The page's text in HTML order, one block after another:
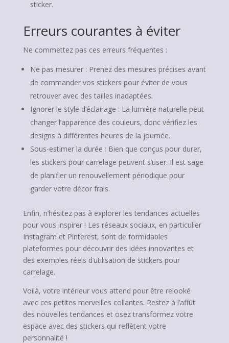
sticker.
Erreurs courantes à éviter
Ne commettez pas ces erreurs fréquentes :
Ne pas mesurer : Prenez des mesures précises avant
de commander vos stickers pour éviter de vous
retrouver avec des tailles inadaptées.
Ignorer le style d’éclairage : La lumière naturelle peut
changer l’apparence des couleurs, donc vérifiez les
designs à différentes heures de la journée.
Sous-estimer la durée : Bien que conçus pour durer,
les stickers pour carrelage peuvent s’user. Il est sage
de planifier un renouvellement périodique pour
garder votre décor frais.
Enfin, n’hésitez pas à explorer les tendances actuelles
pour vous inspirer ! Les réseaux sociaux, en particulier
Instagram et Pinterest, sont de formidables
plateformes pour découvrir des idées innovantes et
des exemples réels d’utilisation de stickers pour
carrelage.
Voilà, votre intérieur vous attend pour être relooké
avec ces petites merveilles collantes. Restez à l’affût
des nouvelles tendances et osez transformez votre
espace avec des stickers qui reflètent votre
personnalité !